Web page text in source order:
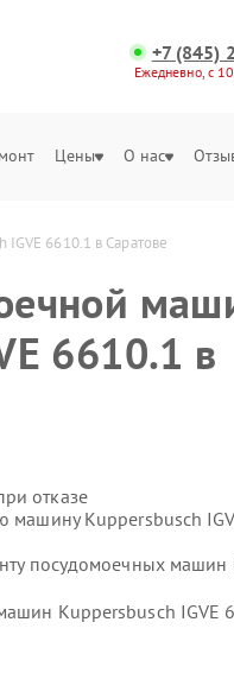
+7 (845)
Ежедневно, с
Цены О нас
6610.1 в Саратове
6610.1 в
отказе
машину Kuppersbusch
посудомоечных машин
Kuppersbusch IGVE